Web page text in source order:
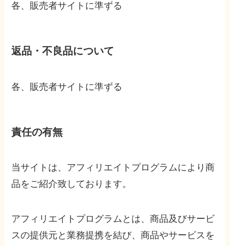
各、販売者サイトに準ずる
返品・不良品について
各、販売者サイトに準ずる
責任の有無
当サイトは、アフィリエイトプログラムにより商
品をご紹介致しております。
アフィリエイトプログラムとは、商品及びサービ
スの提供元と業務提携を結び、商品やサービスを